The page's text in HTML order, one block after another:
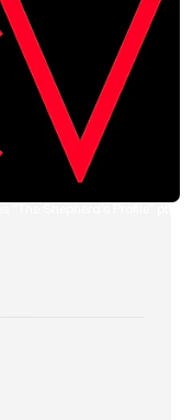
Shepherd's Profile" pt 2
Series "The